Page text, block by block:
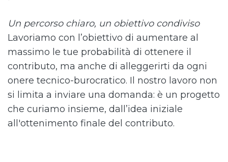
Un percorso chiaro, un obiettivo condiviso
Lavoriamo con l’obiettivo di aumentare al
massimo le tue probabilità di ottenere il
contributo, ma anche di alleggerirti da ogni
onere tecnico-burocratico. Il nostro lavoro non
si limita a inviare una domanda: è un progetto
che curiamo insieme, dall’idea iniziale
all'ottenimento finale del contributo.